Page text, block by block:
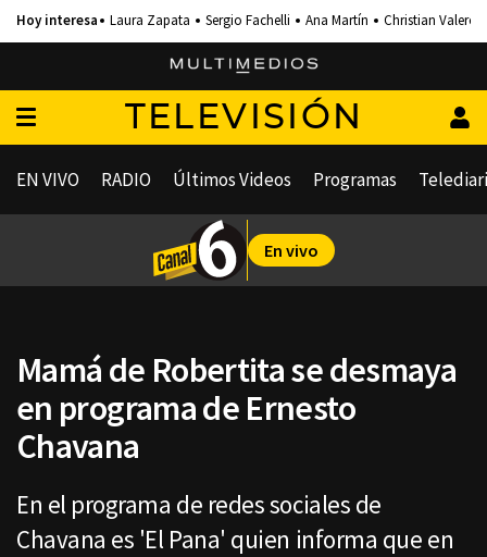
Laura Zapata Sergio Fachelli Ana Martín Christian Valero
TELEVISIÓN
EN VIVO RADIO Últimos Videos Programas
En vivo
Mamá de Robertita se desmaya
en programa de Ernesto
Chavana
En el programa de redes sociales de
Chavana es 'El Pana' quien informa que en